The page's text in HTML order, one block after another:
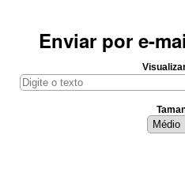
Enviar por e-